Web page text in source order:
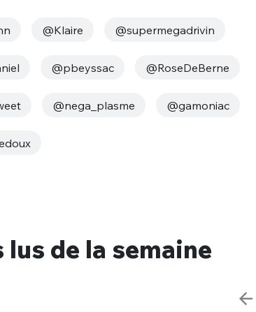
@Klaire @supermegadrivin
@pbeyssac @RoseDeBerne
@nega_plasme @gamoniac
de la semaine